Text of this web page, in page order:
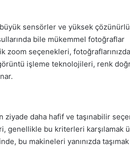
sensörler ve yüksek
bile mükemmel fotoğraflar
seçenekleri,
işleme teknolojileri, renk
ziyade daha hafif ve taşınabilir
genellikle bu kriterleri karşılamak
bu makineleri yanınızda